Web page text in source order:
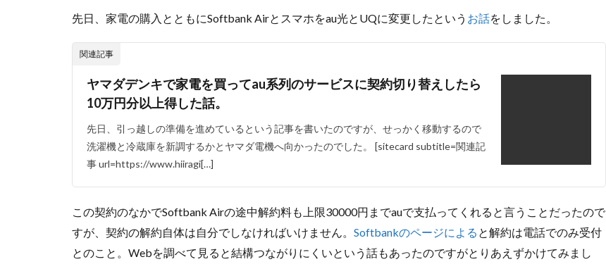
先日、家電の購入とともにSoftbank Airとスマホをau光とUQに変更したという お話をしました。
関連記事
ヤマダデンキで家電を買ってau系列のサービスに契約切り替えしたら
10万円分以上得した話。
先日、引っ越しの準備を進めているという記事を書いたのですが、せっかく移動するので
洗濯機と冷蔵庫を新調するかとヤマダ電機へ向かったのでした。 [sitecard subtitle=関連記
事 url=https://www.hiiragi[…]
この契約のなかでSoftbank Airの途中解約料も上限30000円までauで支払ってくれると言うことだったので
すが、契約の解約自体は自分でしなければいけません。 Softbankのページによる と解約は電話でのみ受付
とのこと。Webを調べて見ると結構つながりにくいという話もあったのですがとりあえずかけてみまし